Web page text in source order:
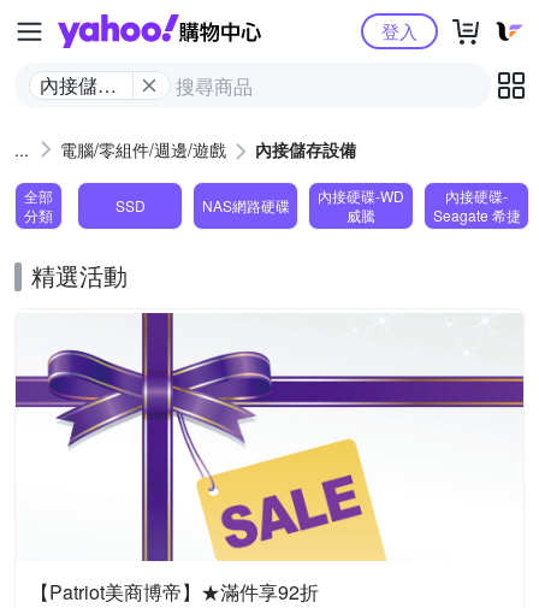
Yahoo購物中心
內接儲存
登入
電腦/零組件/週邊/遊戲 內接儲存設備
全部
分類
SSD NAS網路硬碟
內接硬碟-WD
威騰
內接硬碟-
Seagate 希捷
精選活動
【Patriot美商博帝】★滿件享92折